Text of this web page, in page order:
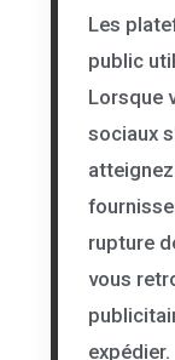
Les
public
Lorsque
sociaux
rupture
vous
expédier.